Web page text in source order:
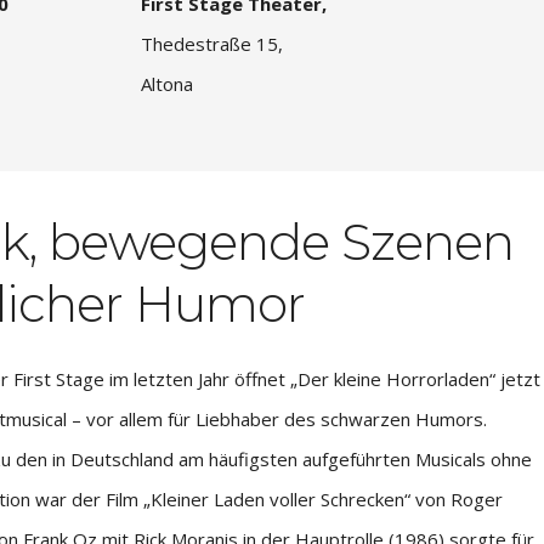
Thedestraße 15,
Altona
bewegende Szenen
Humor
Stage im letzten Jahr öffnet „Der kleine Horrorladen“ jetzt
– vor allem für Liebhaber des schwarzen Humors.
den in Deutschland am häufigsten aufgeführten Musicals ohne
war der Film „Kleiner Laden voller Schrecken“ von Roger
Frank Oz mit Rick Moranis in der Hauptrolle (1986) sorgte für